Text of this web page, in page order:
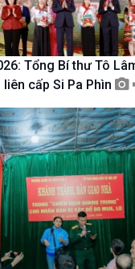
E-
Tổng Bí thư Tô
cấp Si Pa Phìn